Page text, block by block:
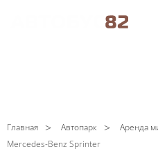
Главная Автопарк
Аренда
Mercedes-Benz Sprinter
Политикой